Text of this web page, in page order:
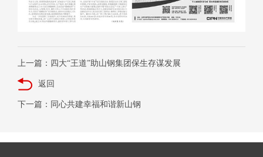
上一篇：四大“王道”助山钢集团保生存谋发展
返回
下一篇：同心共建幸福和谐新山钢